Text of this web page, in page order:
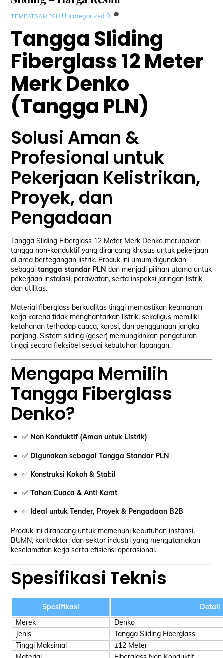
TEMPATSAMPAH Uncategorized 0
Tangga Sliding
Fiberglass 12 Meter
Merk Denko
(Tangga PLN)
Solusi Aman &
Profesional untuk
Pekerjaan Kelistrikan,
Proyek, dan
Pengadaan
Tangga Sliding Fiberglass 12 Meter Merk Denko merupakan
tangga non-konduktif yang dirancang khusus untuk pekerjaan
di area bertegangan listrik. Produk ini umum digunakan
sebagaitangga standar PLN dan menjadi pilihan utama untuk
pekerjaan instalasi, perawatan, serta inspeksi jaringan listrik
dan utilitas.
Material fiberglass berkualitas tinggi memastikan keamanan
kerja karena tidak menghantarkan listrik, sekaligus memiliki
ketahanan terhadap cuaca, korosi, dan penggunaan jangka
panjang. Sistem sliding (geser) memungkinkan pengaturan
tinggi secara fleksibel sesuai kebutuhan lapangan.
Mengapa Memilih
Tangga Fiberglass
Denko?
✅ Non Konduktif (Aman untuk Listrik)
✅ Digunakan sebagai Tangga Standar PLN
✅ Konstruksi Kokoh & Stabil
✅ Tahan Cuaca & Anti Karat
✅ Ideal untuk Tender, Proyek & Pengadaan B2B
Produk ini dirancang untuk memenuhi kebutuhan instansi,
BUMN, kontraktor, dan sektor industri yang mengutamakan
keselamatan kerja serta efisiensi operasional.
Spesifikasi Teknis
Spesifikasi
Detail
Merek
Denko
Jenis
Tangga Sliding Fiberglass
Tinggi Maksimal
±12 Meter